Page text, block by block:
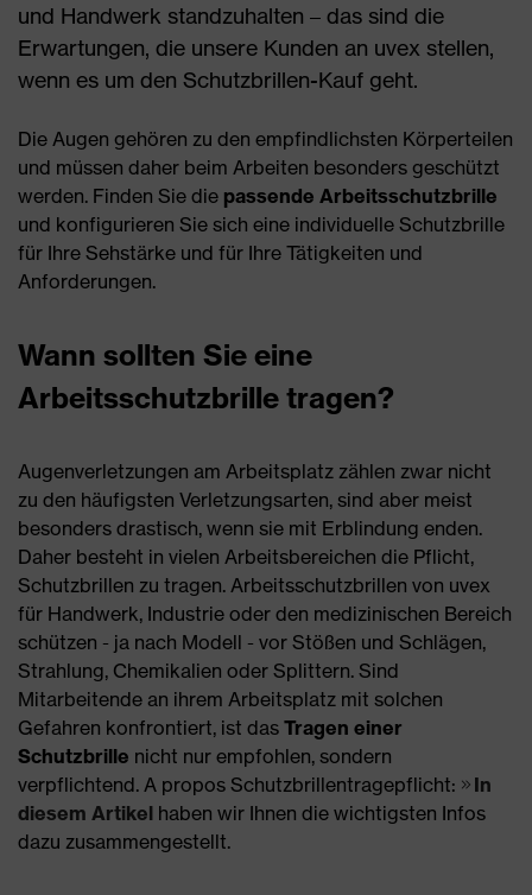
und Handwerk standzuhalten – das sind die
Erwartungen, die unsere Kunden an uvex stellen,
wenn es um den Schutzbrillen-Kauf geht.
Die Augen gehören zu den empfindlichsten Körperteilen
und müssen daher beim Arbeiten besonders geschützt
werden. Finden Sie die passende Arbeitsschutzbrille
und konfigurieren Sie sich eine individuelle Schutzbrille
für Ihre Sehstärke und für Ihre Tätigkeiten und
Anforderungen.
Wann sollten Sie eine
Arbeitsschutzbrille tragen?
Augenverletzungen am Arbeitsplatz zählen zwar nicht
zu den häufigsten Verletzungsarten, sind aber meist
besonders drastisch, wenn sie mit Erblindung enden.
Daher besteht in vielen Arbeitsbereichen die Pflicht,
Schutzbrillen zu tragen. Arbeitsschutzbrillen von uvex
für Handwerk, Industrie oder den medizinischen Bereich
schützen - ja nach Modell - vor Stößen und Schlägen,
Strahlung, Chemikalien oder Splittern. Sind
Mitarbeitende an ihrem Arbeitsplatz mit solchen
Gefahren konfrontiert, ist das Tragen einer
Schutzbrille nicht nur empfohlen, sondern
verpflichtend. A propos Schutzbrillentragepflicht:
In
diesem Artikel haben wir Ihnen die wichtigsten Infos
dazu zusammengestellt.